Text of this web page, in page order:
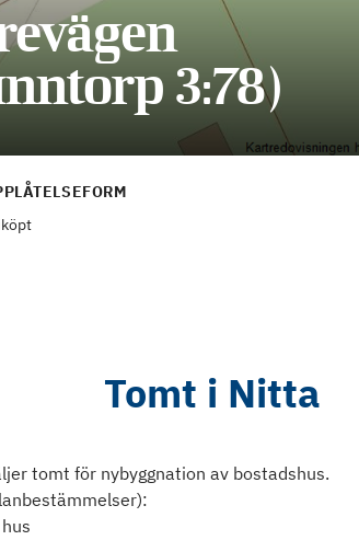
3:78)
Tomt i Nitta
tomt för nybyggnation av bostadshus.